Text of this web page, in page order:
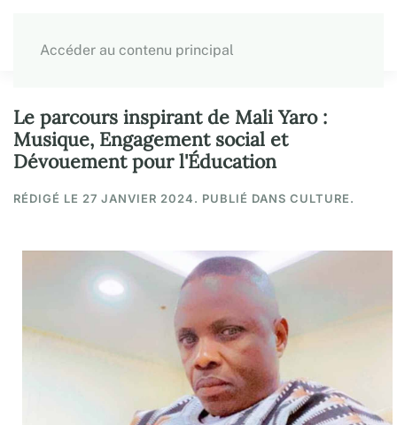
Accéder au contenu principal
Le parcours inspirant de Mali Yaro :
Musique, Engagement social et
Dévouement pour l'Éducation
RÉDIGÉ LE 27 JANVIER 2024. PUBLIÉ DANS CULTURE.